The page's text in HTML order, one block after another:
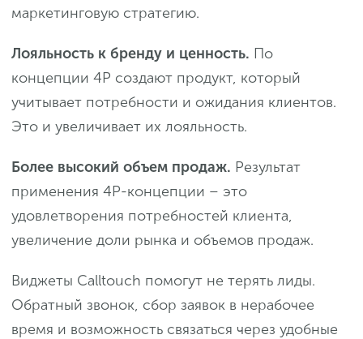
маркетинговую стратегию.
Лояльность к бренду и ценность. По
концепции 4Р создают продукт, который
учитывает потребности и ожидания клиентов.
Это и увеличивает их лояльность.
Более высокий объем продаж. Результат
применения 4P-концепции – это
удовлетворения потребностей клиента,
увеличение доли рынка и объемов продаж.
Виджеты Calltouch помогут не терять лиды.
Обратный звонок, сбор заявок в нерабочее
время и возможность связаться через удобные